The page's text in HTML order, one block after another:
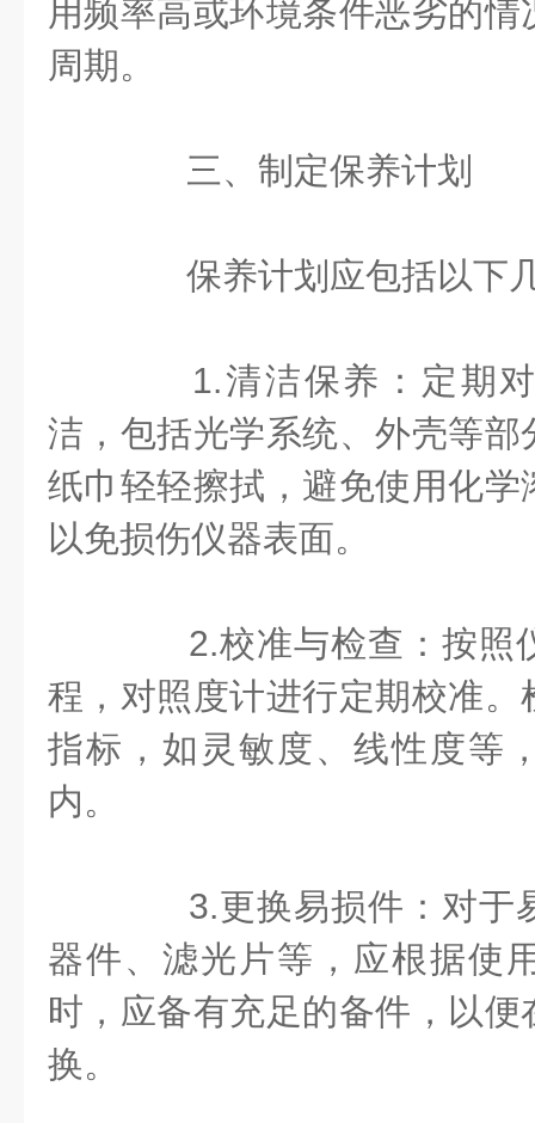
用频率高或环境条件恶劣的
周期。
三、制定保养计划
保养计划应包括以下
1.清洁保养：定期对
洁，包括光学系统、外壳等
纸巾轻轻擦拭，避免使用化
以免损伤仪器表面。
2.校准与检查：按照
程，对照度计进行定期校准
指标，如灵敏度、线性度等
内。
3.更换易损件：对于
器件、滤光片等，应根据使
时，应备有充足的备件，以
换。